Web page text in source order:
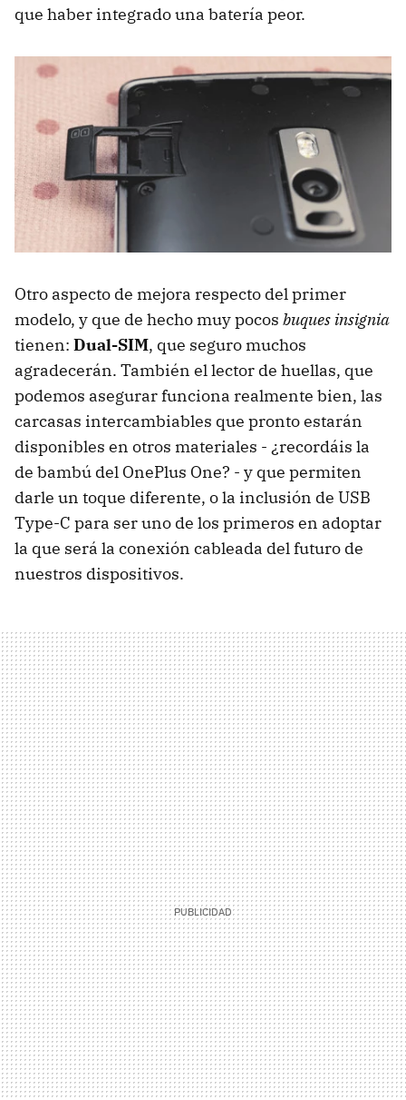
que haber integrado una batería peor.
Otro aspecto de mejora respecto del primer
modelo, y que de hecho muy pocos buques insignia
tienen: Dual-SIM, que seguro muchos
agradecerán. También el lector de huellas, que
podemos asegurar funciona realmente bien, las
carcasas intercambiables que pronto estarán
disponibles en otros materiales - ¿recordáis la
de bambú del OnePlus One? - y que permiten
darle un toque diferente, o la inclusión de USB
Type-C para ser uno de los primeros en adoptar
la que será la conexión cableada del futuro de
nuestros dispositivos.